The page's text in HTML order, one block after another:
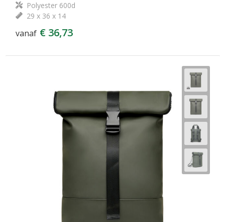
Polyester 600d
29 x 36 x 14
vanaf € 36,73